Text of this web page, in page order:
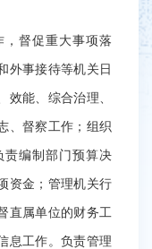
督促重大事项落
外事接待等机关日
效能、综合治理、
、督察工作；组织
责编制部门预算决
资金；管理机关行
直属单位的财务工
息工作。负责管理